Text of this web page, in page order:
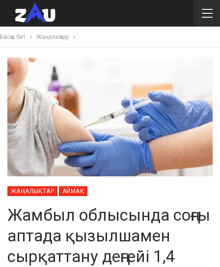
Басқы бет Жаңалықтар
ЖАҢАЛЫҚТАР АЙМАҚ
Жамбыл облысында соңғы
аптада қызылшамен
сырқаттану деңгейі 1,4